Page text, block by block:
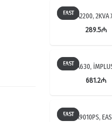
EAST
UPS EA2200,
289.5₼
EAST
UPS EA630,
681.2₼
EAST
UPS EA9010PS,